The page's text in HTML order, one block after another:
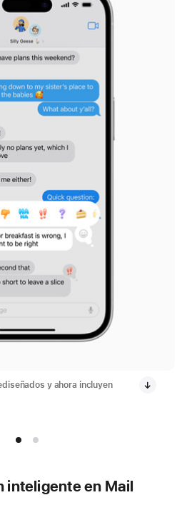
y ahora incluyen
inteligente en Mail